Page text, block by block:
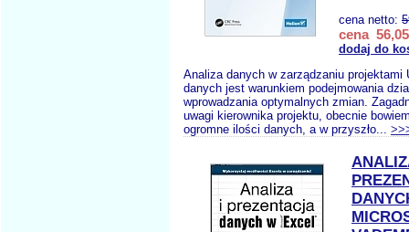
cena netto:
cena 56,05
dodaj do
Analiza danych w zarządzaniu projektami
danych jest warunkiem podejmowania
wprowadzania optymalnych zmian.
uwagi kierownika projektu, obecnie
ogromne ilości danych, a w przyszło...